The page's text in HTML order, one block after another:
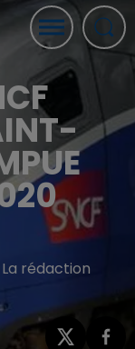
La rédaction